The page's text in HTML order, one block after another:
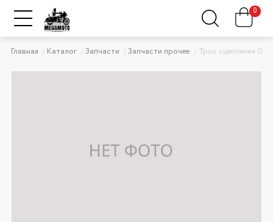
0
Главная Каталог Запчасти Запчасти прочее Трос сцепления